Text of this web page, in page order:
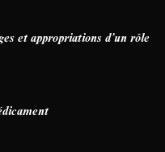
et appropriations d’un rôle